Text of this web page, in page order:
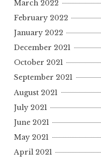
March 2022
February 2022
January 2022
December 2021
October 2021
September 2021
August 2021
July 2021
June 2021
May 2021
April 2021